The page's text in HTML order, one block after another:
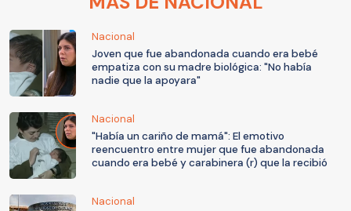
Nacional
Joven que fue abandonada cuando era bebé
empatiza con su madre biológica: "No había
nadie que la apoyara"
Nacional
"Había un cariño de mamá": El emotivo
reencuentro entre mujer que fue abandonada
cuando era bebé y carabinera (r) que la recibió
Nacional